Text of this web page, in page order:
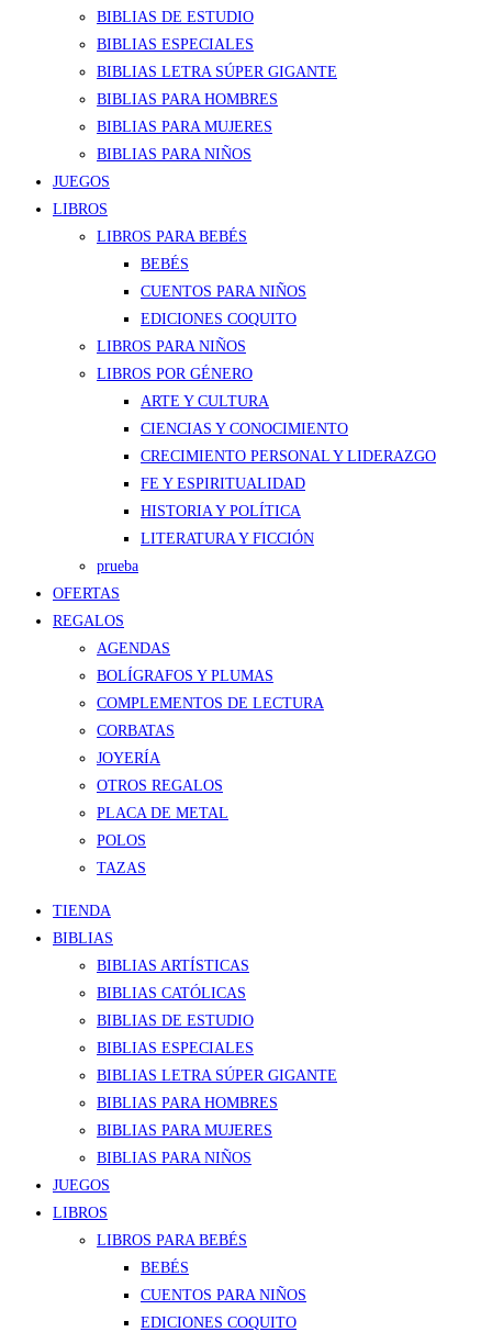
BIBLIAS DE ESTUDIO
BIBLIAS ESPECIALES
BIBLIAS LETRA SÚPER GIGANTE
BIBLIAS PARA HOMBRES
BIBLIAS PARA MUJERES
BIBLIAS PARA NIÑOS
JUEGOS
LIBROS
LIBROS PARA BEBÉS
BEBÉS
CUENTOS PARA NIÑOS
EDICIONES COQUITO
LIBROS PARA NIÑOS
LIBROS POR GÉNERO
ARTE Y CULTURA
CIENCIAS Y CONOCIMIENTO
CRECIMIENTO PERSONAL Y LIDERAZGO
FE Y ESPIRITUALIDAD
HISTORIA Y POLÍTICA
LITERATURA Y FICCIÓN
prueba
OFERTAS
REGALOS
AGENDAS
BOLÍGRAFOS Y PLUMAS
COMPLEMENTOS DE LECTURA
CORBATAS
JOYERÍA
OTROS REGALOS
PLACA DE METAL
POLOS
TAZAS
TIENDA
BIBLIAS
BIBLIAS ARTÍSTICAS
BIBLIAS CATÓLICAS
BIBLIAS DE ESTUDIO
BIBLIAS ESPECIALES
BIBLIAS LETRA SÚPER GIGANTE
BIBLIAS PARA HOMBRES
BIBLIAS PARA MUJERES
BIBLIAS PARA NIÑOS
JUEGOS
LIBROS
LIBROS PARA BEBÉS
BEBÉS
CUENTOS PARA NIÑOS
EDICIONES COQUITO